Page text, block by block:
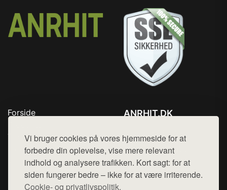
Vi bruger cookies på vores hjemmeside for at
forbedre din oplevelse, vise mere relevant
indhold og analysere trafikken. Kort sagt: for at
siden fungerer bedre – ikke for at være irriterende.
Cookie- og privatlivspolitik.
Forside
Top Rabatter
Blog
Kontakt
ANRHIT.DK
Mail: hej@want.dk
Cookie- og privatlivspolitik